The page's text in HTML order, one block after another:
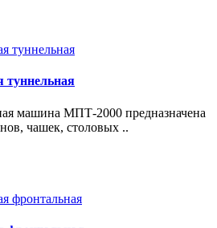
туннельная
машина МПТ-2000 предназначена
чашек, столовых ..